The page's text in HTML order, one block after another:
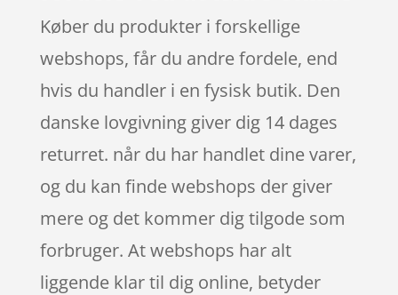
Køber du produkter i forskellige
webshops, får du andre fordele, end
hvis du handler i en fysisk butik. Den
danske lovgivning giver dig 14 dages
returret. når du har handlet dine varer,
og du kan finde webshops der giver
mere og det kommer dig tilgode som
forbruger. At webshops har alt
liggende klar til dig online, betyder